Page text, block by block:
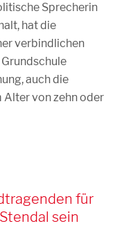
Sprecherin
hat die
verbindlichen
auch die
Alter von zehn oder
für
sein